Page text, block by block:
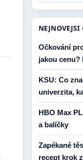
NEJNOVEJSI
Očkování
jakou cenu?
KSU: Co
univerzita,
HBO Max
a balíčky
Zapékané
recept krok